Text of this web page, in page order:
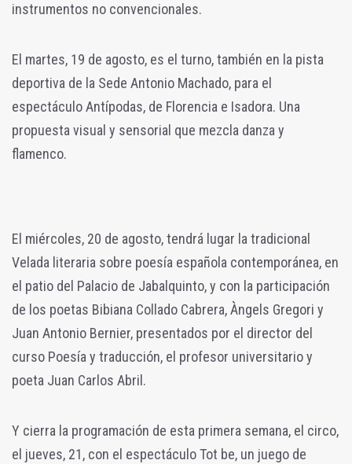
instrumentos no convencionales.
El martes, 19 de agosto, es el turno, también en la pista
deportiva de la Sede Antonio Machado, para el
espectáculo Antípodas, de Florencia e Isadora. Una
propuesta visual y sensorial que mezcla danza y
flamenco.
El miércoles, 20 de agosto, tendrá lugar la tradicional
Velada literaria sobre poesía española contemporánea, en
el patio del Palacio de Jabalquinto, y con la participación
de los poetas Bibiana Collado Cabrera, Àngels Gregori y
Juan Antonio Bernier, presentados por el director del
curso Poesía y traducción, el profesor universitario y
poeta Juan Carlos Abril.
Y cierra la programación de esta primera semana, el circo,
el jueves, 21, con el espectáculo Tot be, un juego de